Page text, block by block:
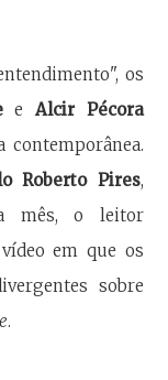
os
e Alcir Pécora
Roberto Pires,
mês, o leitor
em que os
sobre
.